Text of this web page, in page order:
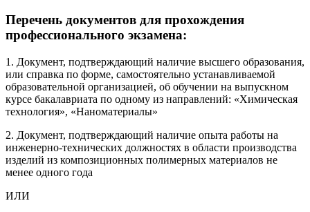
Перечень документов для прохождения
профессионального экзамена:
1. Документ, подтверждающий наличие высшего образования,
или справка по форме, самостоятельно устанавливаемой
образовательной организацией, об обучении на выпускном
курсе бакалавриата по одному из направлений: «Химическая
технология», «Наноматериалы»
2. Документ, подтверждающий наличие опыта работы на
инженерно-технических должностях в области производства
изделий из композиционных полимерных материалов не
менее одного года
ИЛИ